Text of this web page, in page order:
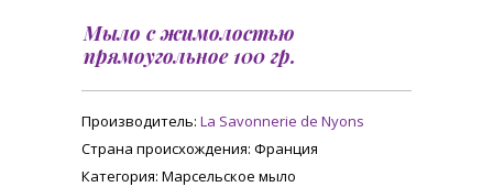
Мыло с жимолостью
прямоугольное 100 гр.
Производитель: La Savonnerie de Nyons
Страна происхождения: Франция
Категория: Марсельское мыло